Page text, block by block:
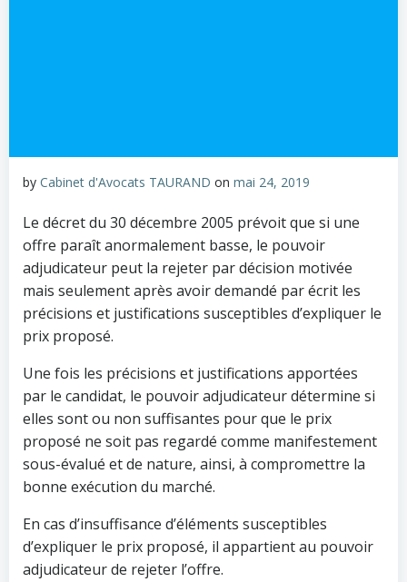
by Cabinet d'Avocats TAURAND on mai 24, 2019
Le décret du 30 décembre 2005 prévoit que si une
offre paraît anormalement basse, le pouvoir
adjudicateur peut la rejeter par décision motivée
mais seulement après avoir demandé par écrit les
précisions et justifications susceptibles d’expliquer le
prix proposé.
Une fois les précisions et justifications apportées
par le candidat, le pouvoir adjudicateur détermine si
elles sont ou non suffisantes pour que le prix
proposé ne soit pas regardé comme manifestement
sous-évalué et de nature, ainsi, à compromettre la
bonne exécution du marché.
En cas d’insuffisance d’éléments susceptibles
d’expliquer le prix proposé, il appartient au pouvoir
adjudicateur de rejeter l’offre.